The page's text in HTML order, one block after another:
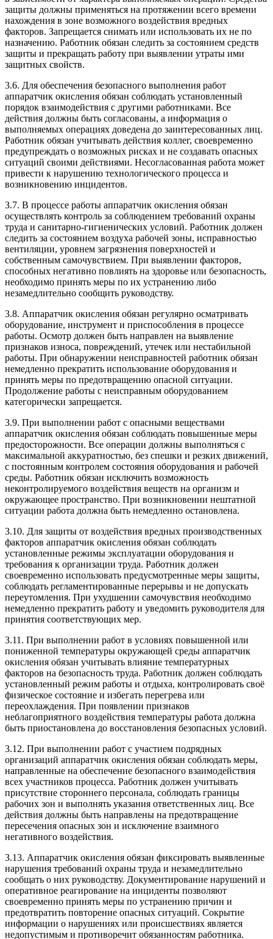
защиты должны применяться на протяжении всего времени
нахождения в зоне возможного воздействия вредных
факторов. Запрещается снимать или использовать их не по
назначению. Работник обязан следить за состоянием средств
защиты и прекращать работу при выявлении утраты ими
защитных свойств.
3.6. Для обеспечения безопасного выполнения работ
аппаратчик окисления обязан соблюдать установленный
порядок взаимодействия с другими работниками. Все
действия должны быть согласованы, а информация о
выполняемых операциях доведена до заинтересованных лиц.
Работник обязан учитывать действия коллег, своевременно
предупреждать о возможных рисках и не создавать опасных
ситуаций своими действиями. Несогласованная работа может
привести к нарушению технологического процесса и
возникновению инцидентов.
3.7. В процессе работы аппаратчик окисления обязан
осуществлять контроль за соблюдением требований охраны
труда и санитарно-гигиенических условий. Работник должен
следить за состоянием воздуха рабочей зоны, исправностью
вентиляции, уровнем загрязнения поверхностей и
собственным самочувствием. При выявлении факторов,
способных негативно повлиять на здоровье или безопасность,
необходимо принять меры по их устранению либо
незамедлительно сообщить руководству.
3.8. Аппаратчик окисления обязан регулярно осматривать
оборудование, инструмент и приспособления в процессе
работы. Осмотр должен быть направлен на выявление
признаков износа, повреждений, утечек или нестабильной
работы. При обнаружении неисправностей работник обязан
немедленно прекратить использование оборудования и
принять меры по предотвращению опасной ситуации.
Продолжение работы с неисправным оборудованием
категорически запрещается.
3.9. При выполнении работ с опасными веществами
аппаратчик окисления обязан соблюдать повышенные меры
предосторожности. Все операции должны выполняться с
максимальной аккуратностью, без спешки и резких движений,
с постоянным контролем состояния оборудования и рабочей
среды. Работник обязан исключить возможность
неконтролируемого воздействия веществ на организм и
окружающее пространство. При возникновении нештатной
ситуации работа должна быть немедленно остановлена.
3.10. Для защиты от воздействия вредных производственных
факторов аппаратчик окисления обязан соблюдать
установленные режимы эксплуатации оборудования и
требования к организации труда. Работник должен
своевременно использовать предусмотренные меры защиты,
соблюдать регламентированные перерывы и не допускать
переутомления. При ухудшении самочувствия необходимо
немедленно прекратить работу и уведомить руководителя для
принятия соответствующих мер.
3.11. При выполнении работ в условиях повышенной или
пониженной температуры окружающей среды аппаратчик
окисления обязан учитывать влияние температурных
факторов на безопасность труда. Работник должен соблюдать
установленный режим работы и отдыха, контролировать своё
физическое состояние и избегать перегрева или
переохлаждения. При появлении признаков
неблагоприятного воздействия температуры работа должна
быть приостановлена до восстановления безопасных условий.
3.12. При выполнении работ с участием подрядных
организаций аппаратчик окисления обязан соблюдать меры,
направленные на обеспечение безопасного взаимодействия
всех участников процесса. Работник должен учитывать
присутствие стороннего персонала, соблюдать границы
рабочих зон и выполнять указания ответственных лиц. Все
действия должны быть направлены на предотвращение
пересечения опасных зон и исключение взаимного
негативного воздействия.
3.13. Аппаратчик окисления обязан фиксировать выявленные
нарушения требований охраны труда и незамедлительно
сообщать о них руководству. Документирование нарушений и
оперативное реагирование на инциденты позволяют
своевременно принять меры по устранению причин и
предотвратить повторение опасных ситуаций. Сокрытие
информации о нарушениях или происшествиях является
недопустимым и противоречит обязанностям работника.